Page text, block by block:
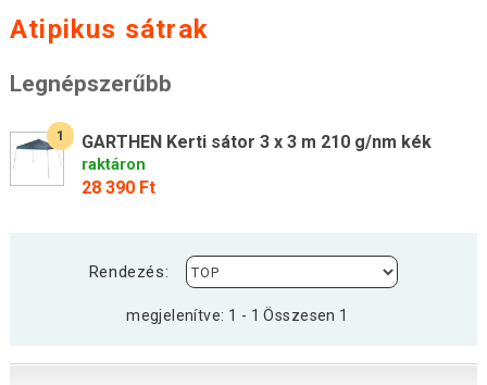
Atipikus sátrak
Legnépszerűbb
1 GARTHEN Kerti sátor 3 x 3 m 210 g/nm kék
raktáron
28 390 Ft
Rendezés:
megjelenítve: 1 - 1 Összesen 1